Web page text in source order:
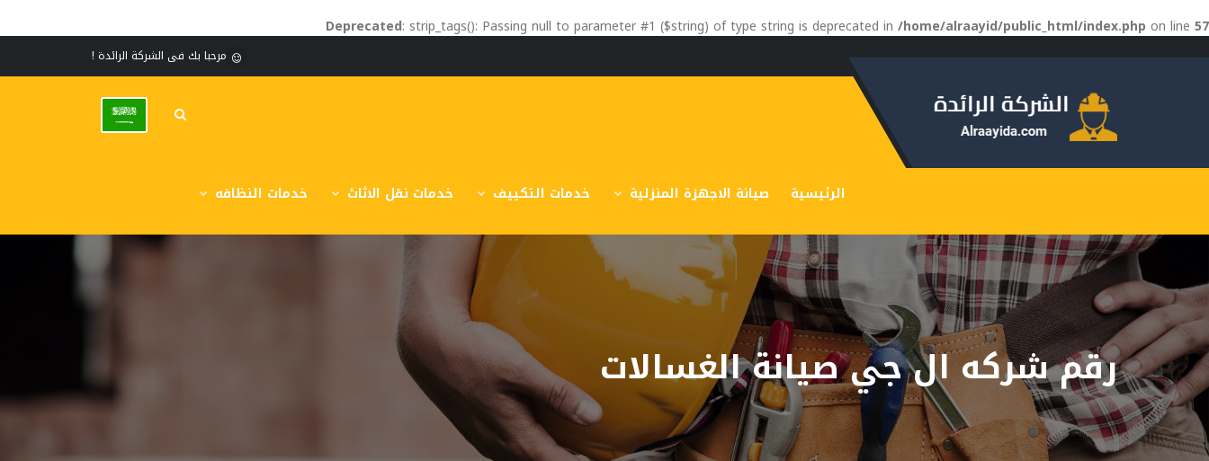
Deprecated: strip_tags(): Passing null to parameter #1 ($string) of type string is deprecated in /home/alraayid/public_html/index.php on line 57
مرحبا بك فى الشركة الرائدة !
الرئيسية صيانة الاجهزة المنزلية خدمات التكييف خدمات نقل الاثاث خدمات النظافه
رقم شركه ال جي صيانة الغسالات